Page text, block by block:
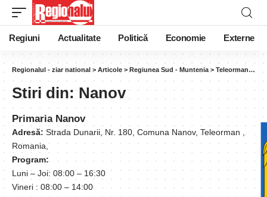
Regiuni Actualitate Politică Economie Externe
Regionalul - ziar national > Articole > Regiunea Sud - Muntenia > Teleorman>
Stiri din:Nanov
Primaria Nanov
Adresă: Strada Dunarii, Nr. 180, Comuna Nanov, Teleorman ,
Romania,
Program:
Luni – Joi: 08:00 – 16:30
Vineri : 08:00 – 14:00